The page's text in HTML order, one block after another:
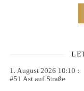
1. August 2026 10:10 :
#51 Ast auf Straße